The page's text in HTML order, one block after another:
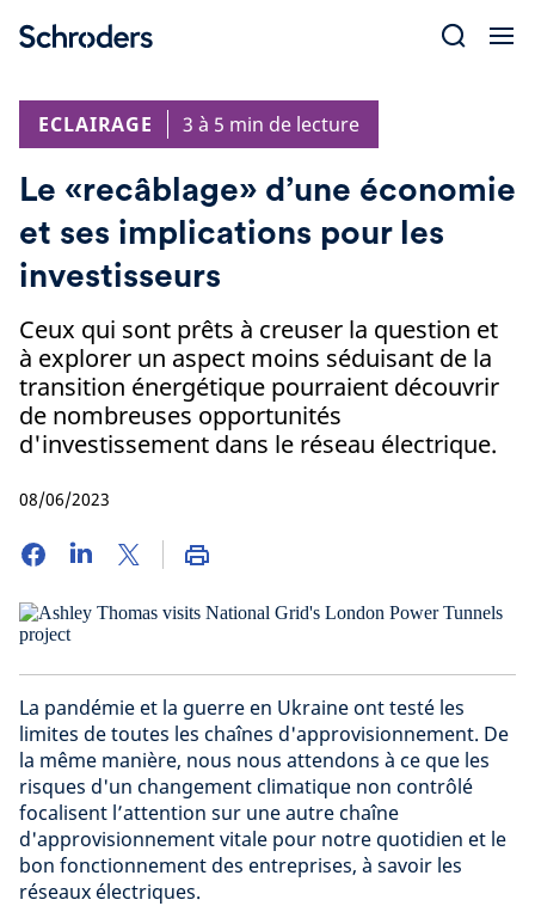
ECLAIRAGE
3 à 5 min de lecture
Le «recâblage» d’une économie
et ses implications pour les
investisseurs
Ceux qui sont prêts à creuser la question et
à explorer un aspect moins séduisant de la
transition énergétique pourraient découvrir
de nombreuses opportunités
d'investissement dans le réseau électrique.
08/06/2023
La pandémie et la guerre en Ukraine ont testé les
limites de toutes les chaînes d'approvisionnement. De
la même manière, nous nous attendons à ce que les
risques d'un changement climatique non contrôlé
focalisent l’attention sur une autre chaîne
d'approvisionnement vitale pour notre quotidien et le
bon fonctionnement des entreprises, à savoir les
réseaux électriques.